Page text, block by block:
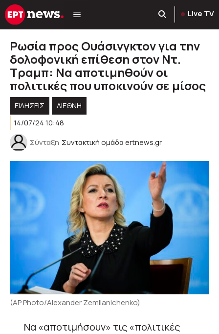
Μετάβαση
σε
Live TV
Ρωσία προς Ουάσινγκτον για την
δολοφονική επίθεση στον Ντ.
Τραμπ: Να αποτιμηθούν οι
πολιτικές που υποκινούν σε μίσος
ΕΙΔΗΣΕΙΣ
ΔΙΕΘΝΗ
14/07/24 10:48
Σύνταξη Συντακτική ομάδα ertnews.gr
(AP Photo/Alexander Zemlianichenko)
Να «αποτιμήσουν» τις «πολιτικές